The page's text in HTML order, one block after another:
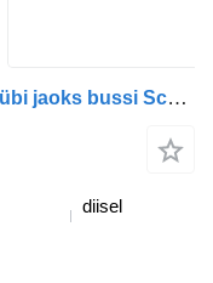
Õhukuivati Haldex 78202 78986 tüübi jaoks bussi Scania 4-series bus (1995-2006)
diisel